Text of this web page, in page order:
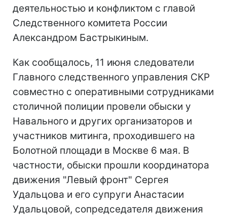
деятельностью и конфликтом с главой
Следственного комитета России
Александром Бастрыкиным.
Как сообщалось, 11 июня следователи
Главного следственного управления СКР
совместно с оперативными сотрудниками
столичной полиции провели обыски у
Навального и других организаторов и
участников митинга, проходившего на
Болотной площади в Москве 6 мая. В
частности, обыски прошли координатора
движения "Левый фронт" Сергея
Удальцова и его супруги Анастасии
Удальцовой, сопредседателя движения